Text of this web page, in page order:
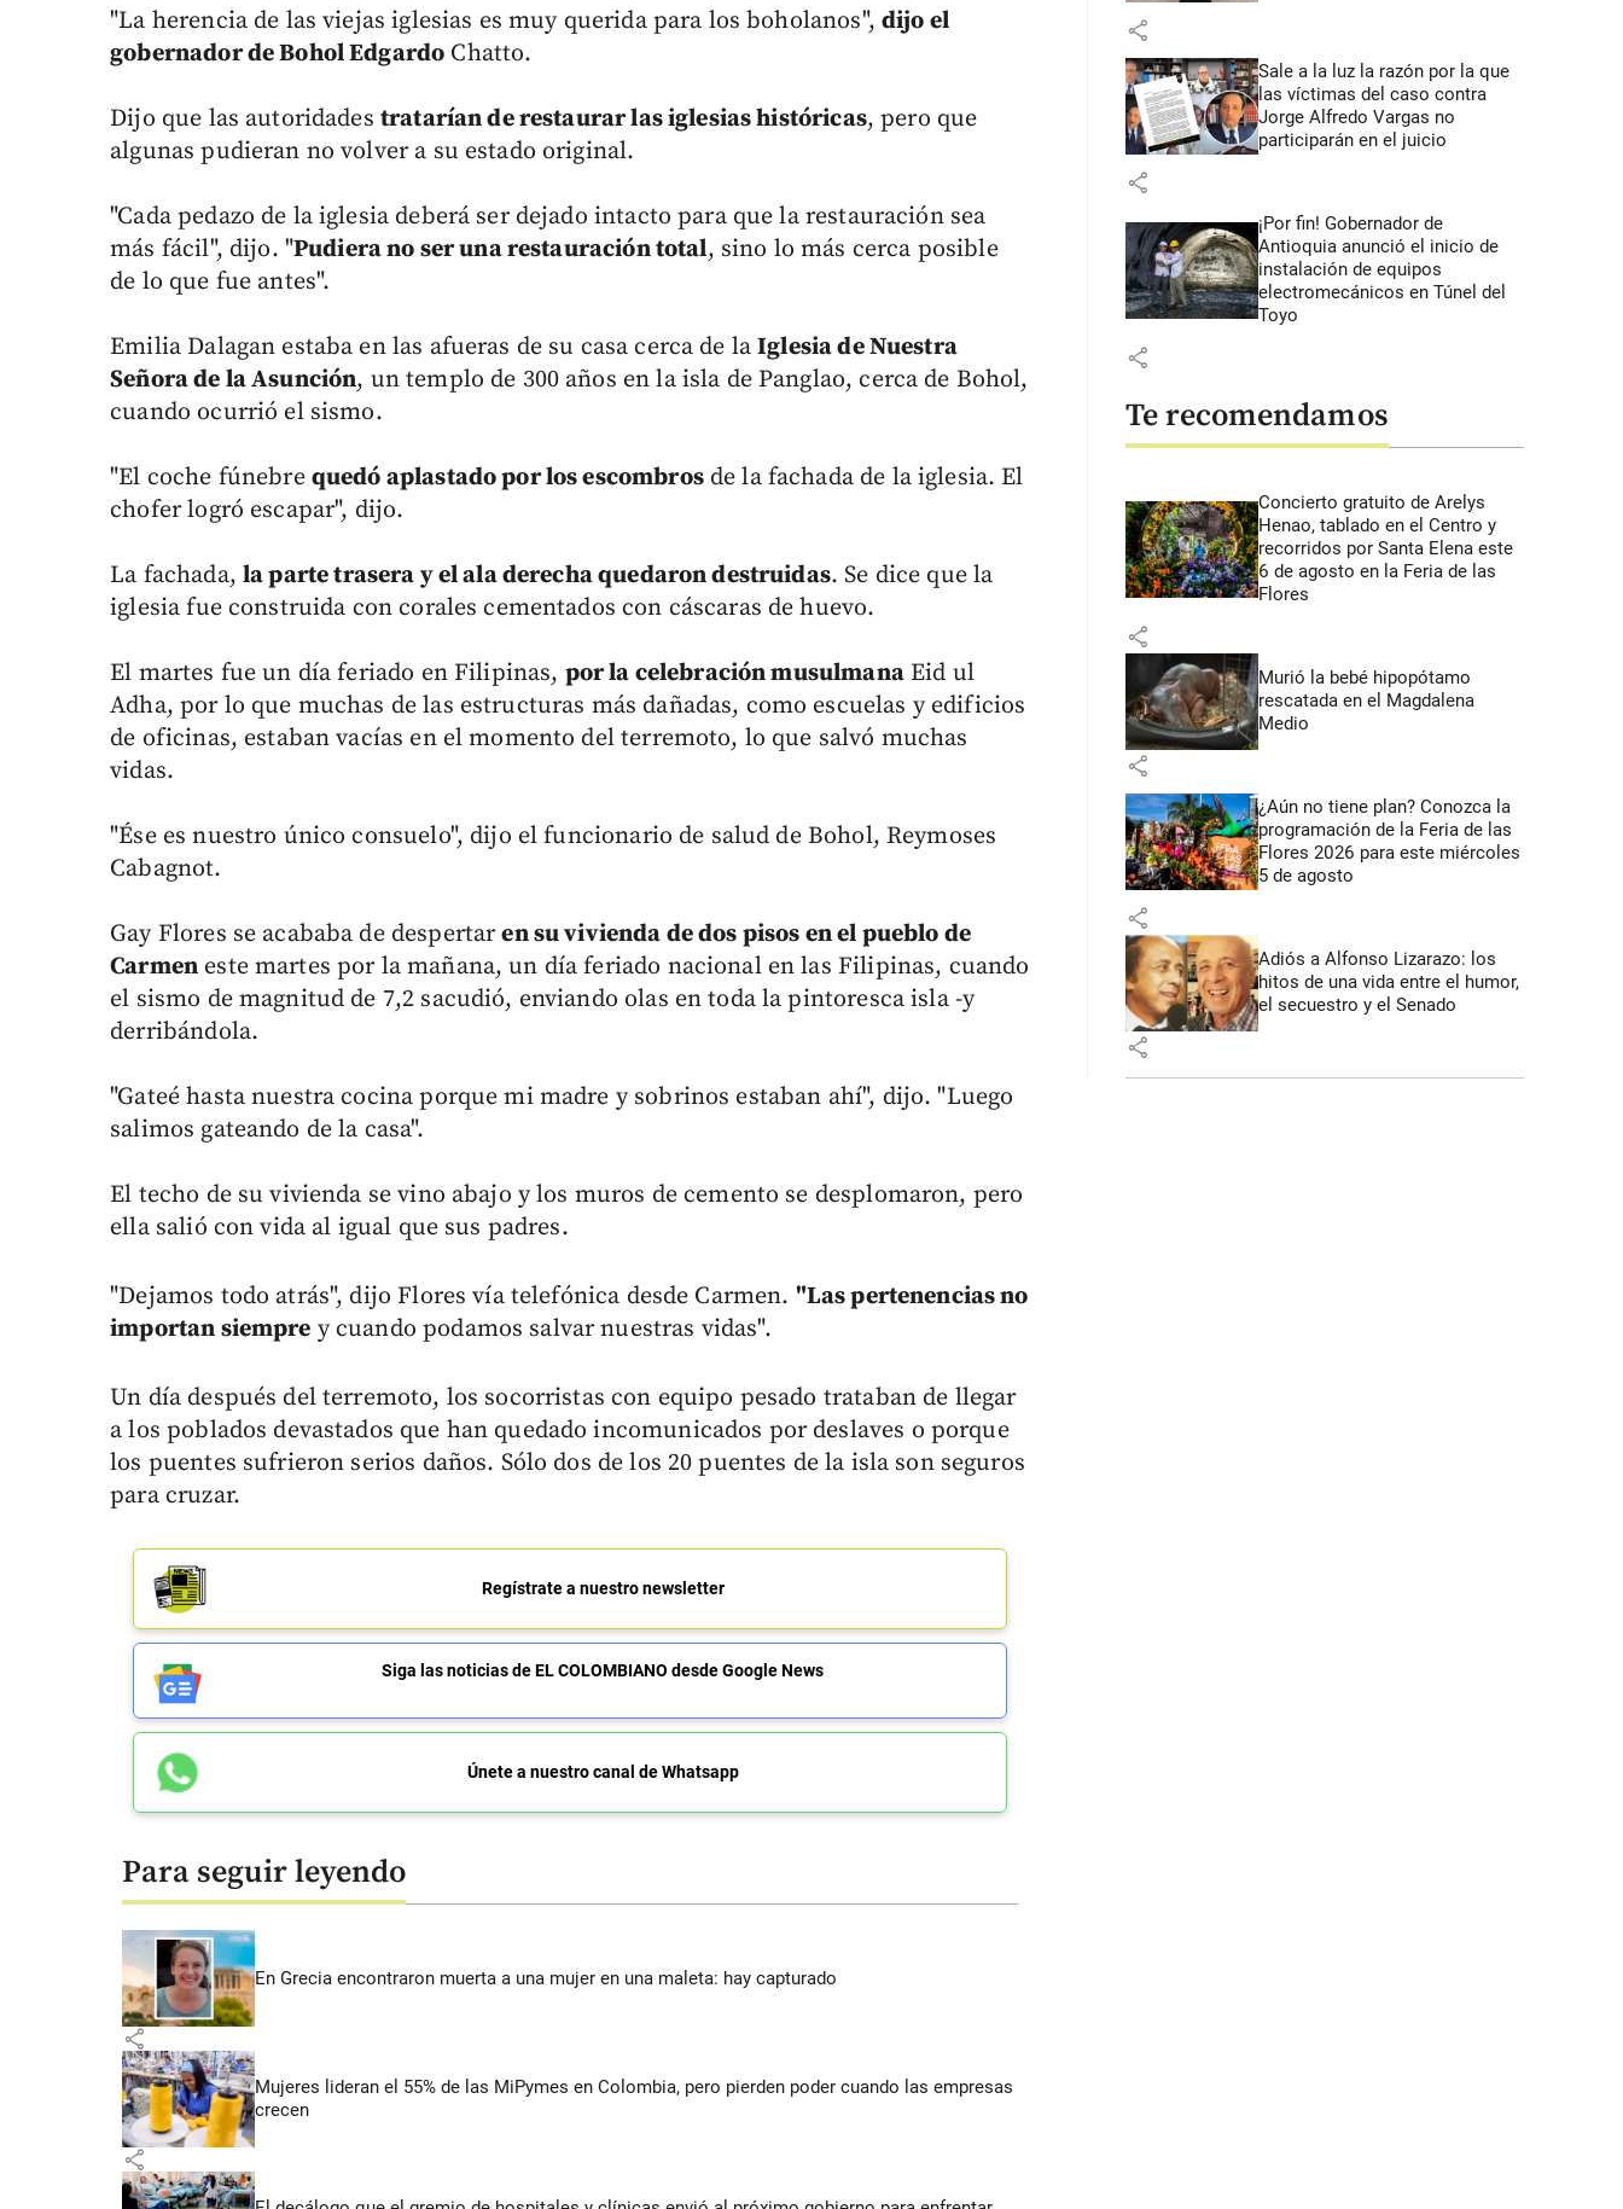
"La herencia de las viejas iglesias es muy querida para los boholanos", dijo el
gobernador de Bohol Edgardo Chatto.
Dijo que las autoridades tratarían de restaurar las iglesias históricas, pero que
algunas pudieran no volver a su estado original.
"Cada pedazo de la iglesia deberá ser dejado intacto para que la restauración sea
más fácil", dijo. "Pudiera no ser una restauración total, sino lo más cerca posible
de lo que fue antes".
Emilia Dalagan estaba en las afueras de su casa cerca de laIglesia de Nuestra
Señora de la Asunción, un templo de 300 años en la isla de Panglao, cerca de Bohol,
cuando ocurrió el sismo.
"El coche fúnebre quedó aplastado por los escombrosde la fachada de la iglesia. El
chofer logró escapar", dijo.
La fachada, la parte trasera y el ala derecha quedaron destruidas. Se dice que la
iglesia fue construida con corales cementados con cáscaras de huevo.
El martes fue un día feriado en Filipinas, por la celebración musulmanaEid ul
Adha, por lo que muchas de las estructuras más dañadas, como escuelas y edificios
de oficinas, estaban vacías en el momento del terremoto, lo que salvó muchas
vidas.
"Ése es nuestro único consuelo", dijo el funcionario de salud de Bohol, Reymoses
Cabagnot.
Gay Flores se acababa de despertaren su vivienda de dos pisos en el pueblo de
Carmen este martes por la mañana, un día feriado nacional en las Filipinas, cuando
el sismo de magnitud de 7,2 sacudió, enviando olas en toda la pintoresca isla -y
derribándola.
"Gateé hasta nuestra cocina porque mi madre y sobrinos estaban ahí", dijo. "Luego
salimos gateando de la casa".
El techo de su vivienda se vino abajo y los muros de cemento se desplomaron, pero
ella salió con vida al igual que sus padres.
"Dejamos todo atrás", dijo Flores vía telefónica desde Carmen. "Las pertenencias no
importan siempre y cuando podamos salvar nuestras vidas".
Un día después del terremoto, los socorristas con equipo pesado trataban de llegar
a los poblados devastados que han quedado incomunicados por deslaves o porque
los puentes sufrieron serios daños. Sólo dos de los 20 puentes de la isla son seguros
para cruzar.
Regístrate a nuestro newsletter
Siga las noticias de EL COLOMBIANO desde Google News
Únete a nuestro canal de Whatsapp
Para seguir leyendo
En Grecia encontraron muerta a una mujer en una maleta: hay capturado
share
Mujeres lideran el 55% de las MiPymes en Colombia, pero pierden poder cuando las empresas
crecen
share
share
Sale a la luz la razón por la que
las víctimas del caso contra
Jorge Alfredo Vargas no
participarán en el juicio
share
¡Por fin! Gobernador de
Antioquia anunció el inicio de
instalación de equipos
electromecánicos en Túnel del
Toyo
share
Te recomendamos
Concierto gratuito de Arelys
Henao, tablado en el Centro y
recorridos por Santa Elena este
6 de agosto en la Feria de las
Flores
share
Murió la bebé hipopótamo
rescatada en el Magdalena
Medio
share
¿Aún no tiene plan? Conozca la
programación de la Feria de las
Flores 2026 para este miércoles
5 de agosto
share
Adiós a Alfonso Lizarazo: los
hitos de una vida entre el humor,
el secuestro y el Senado
share